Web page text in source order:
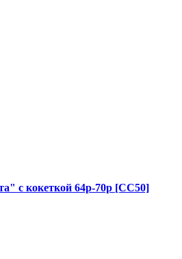
с кокеткой 64р-70р [СС50]